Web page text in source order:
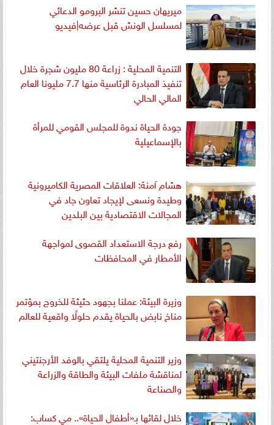
ميريهان حسين تنشر البرومو الدعائي
لمسلسل الونش قبل عرضه|فيديو
التنمية المحلية : زراعة 80 مليون شجرة خلال
تنفيذ المبادرة الرئاسية منها 7.7 مليونا العام
المالي الحالي
جودة الحياة ندوة للمجلس القومي للمرأة
بالإسماعيلية
هشام آمنة: العلاقات المصرية الكاميرونية
وطيدة ونسعى لإيجاد تعاون جاد في
المجالات الاقتصادية بين البلدين
رفع درجة الاستعداد القصوى لمواجهة
الأمطار في المحافظات
وزيرة البيئة: عملنا بجهود حثيثة للخروج بمؤتمر
مناخ نابض بالحياة يقدم حلولًا واقعية للعالم
وزير التنمية المحلية يلتقي بالوفد الأرجنتيني
لمناقشة ملفات البيئة والطاقة والزراعة
والصناعة
خلال لقائها بـ«أطفال الحياة».. مي كساب: